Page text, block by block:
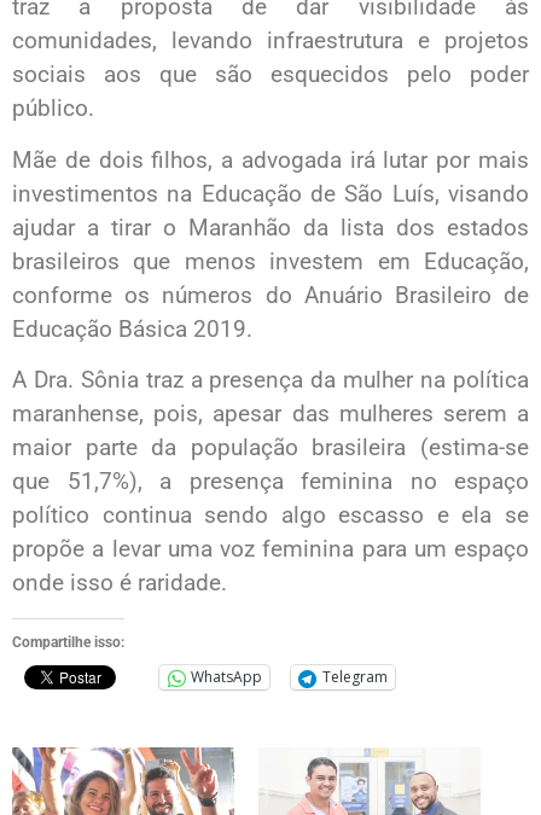
traz a proposta de dar visibilidade às
comunidades, levando infraestrutura e projetos
sociais aos que são esquecidos pelo poder
público.
Mãe de dois filhos, a advogada irá lutar por mais
investimentos na Educação de São Luís, visando
ajudar a tirar o Maranhão da lista dos estados
brasileiros que menos investem em Educação,
conforme os números do Anuário Brasileiro de
Educação Básica 2019.
A Dra. Sônia traz a presença da mulher na política
maranhense, pois, apesar das mulheres serem a
maior parte da população brasileira (estima-se
que 51,7%), a presença feminina no espaço
político continua sendo algo escasso e ela se
propõe a levar uma voz feminina para um espaço
onde isso é raridade.
Compartilhe isso:
WhatsApp Telegram